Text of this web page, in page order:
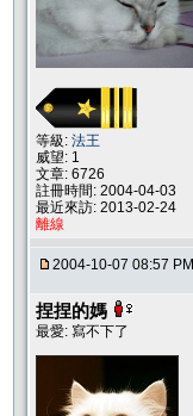
等級: 法王
威望: 1
文章: 6726
註冊時間: 2004-04-03
最近來訪: 2013-02-24
離線
2004-10-07 08:57 PM
捏捏的媽
最愛: 寫不下了